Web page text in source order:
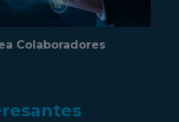
Colaboradores